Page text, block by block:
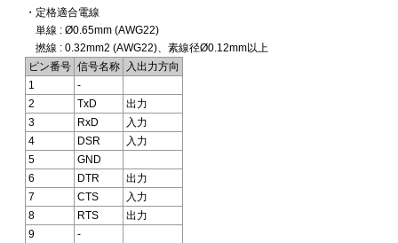
・定格適合電線
単線 : Ø0.65mm (AWG22)
撚線 : 0.32mm2 (AWG22)、素線径Ø0.12mm以上
ピン番号 信号名称
入出力方向
1
-
2
TxD
出力
3
RxD
入力
4
DSR
入力
5
GND
6
DTR
出力
7
CTS
入力
8
RTS
出力
9
-